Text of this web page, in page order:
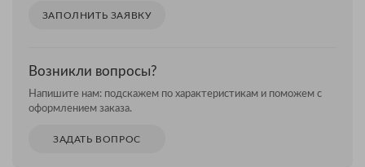
ЗАПОЛНИТЬ ЗАЯВКУ
Возникли вопросы?
Напишите нам: подскажем по характеристикам и поможем с
оформлением заказа.
ЗАДАТЬ ВОПРОС